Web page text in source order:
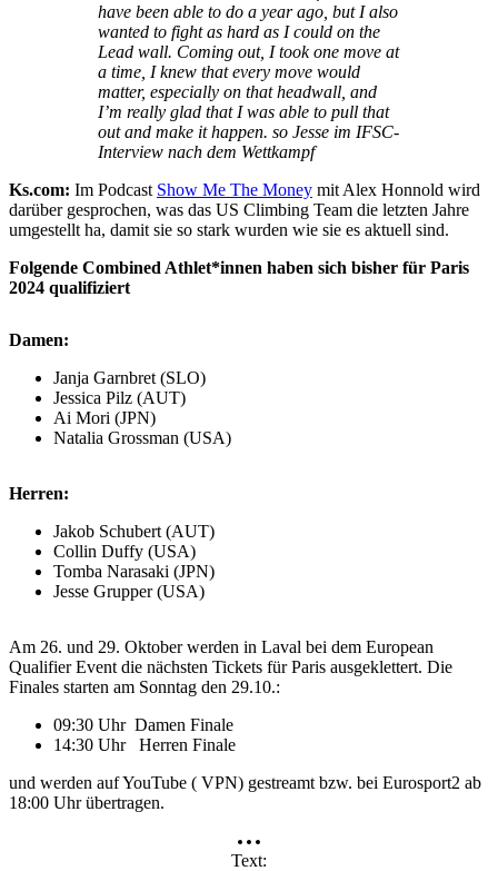
have been able to do a year ago, but I also
wanted to fight as hard as I could on the
Lead wall. Coming out, I took one move at
a time, I knew that every move would
matter, especially on that headwall, and
I’m really glad that I was able to pull that
out and make it happen. so Jesse im IFSC-
Interview nach dem Wettkampf
Ks.com: Im Podcast Show Me The Money mit Alex Honnold wird
darüber gesprochen, was das US Climbing Team die letzten Jahre
umgestellt ha, damit sie so stark wurden wie sie es aktuell sind.
Folgende Combined Athlet*innen haben sich bisher für Paris
2024 qualifiziert
Damen:
Janja Garnbret (SLO)
Jessica Pilz (AUT)
Ai Mori (JPN)
Natalia Grossman (USA)
Herren:
Jakob Schubert (AUT)
Collin Duffy (USA)
Tomba Narasaki (JPN)
Jesse Grupper (USA)
Am 26. und 29. Oktober werden in Laval bei dem European
Qualifier Event die nächsten Tickets für Paris ausgeklettert. Die
Finales starten am Sonntag den 29.10.:
09:30 Uhr Damen Finale
14:30 Uhr Herren Finale
und werden auf YouTube ( VPN) gestreamt bzw. bei Eurosport2 ab
18:00 Uhr übertragen.
Text